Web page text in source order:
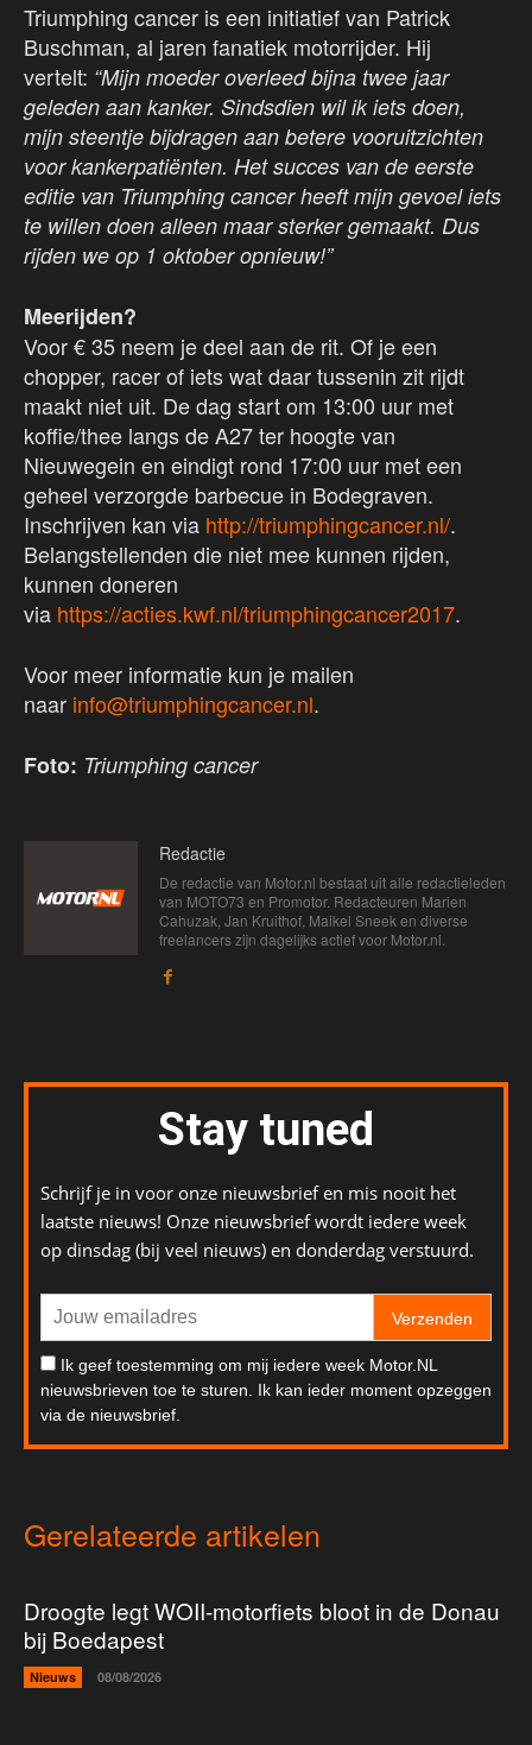
Triumphing cancer is een initiatief van Patrick
Buschman, al jaren fanatiek motorrijder. Hij
vertelt: “Mijn moeder overleed bijna twee jaar
geleden aan kanker. Sindsdien wil ik iets doen,
mijn steentje bijdragen aan betere vooruitzichten
voor kankerpatiënten. Het succes van de eerste
editie van Triumphing cancer heeft mijn gevoel iets
te willen doen alleen maar sterker gemaakt. Dus
rijden we op 1 oktober opnieuw!”
Meerijden?
Voor € 35 neem je deel aan de rit. Of je een
chopper, racer of iets wat daar tussenin zit rijdt
maakt niet uit. De dag start om 13:00 uur met
koffie/thee langs de A27 ter hoogte van
Nieuwegein en eindigt rond 17:00 uur met een
geheel verzorgde barbecue in Bodegraven.
Inschrijven kan via http://triumphingcancer.nl/.
Belangstellenden die niet mee kunnen rijden,
kunnen doneren
via https://acties.kwf.nl/triumphingcancer2017.
Voor meer informatie kun je mailen
naar info@triumphingcancer.nl.
Foto: Triumphing cancer
Redactie
De redactie van Motor.nl bestaat uit alle redactieleden
van MOTO73 en Promotor. Redacteuren Marien
Cahuzak, Jan Kruithof, Maikel Sneek en diverse
freelancers zijn dagelijks actief voor Motor.nl.
Stay tuned
Schrijf je in voor onze nieuwsbrief en mis nooit het
laatste nieuws! Onze nieuwsbrief wordt iedere week
op dinsdag (bij veel nieuws) en donderdag verstuurd.
Verzenden
Ik geef toestemming om mij iedere week Motor.NL
nieuwsbrieven toe te sturen. Ik kan ieder moment opzeggen
via de nieuwsbrief.
Gerelateerde artikelen
Droogte legt WOII-motorfiets bloot in de Donau
bij Boedapest
Nieuws 08/08/2026